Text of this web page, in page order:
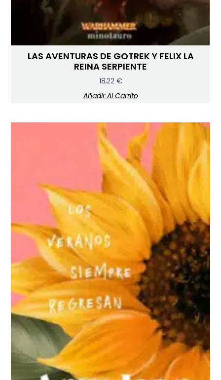
LAS AVENTURAS DE GOTREK Y FELIX LA
REINA SERPIENTE
18,22 €
Añadir Al Carrito